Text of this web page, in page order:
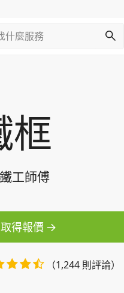
框
工師傅
得報價
（1,244 則評論）